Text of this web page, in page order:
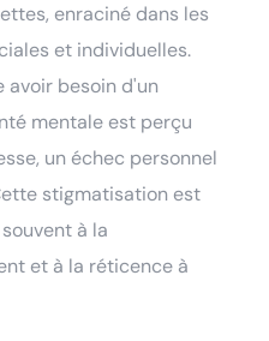
enraciné dans les
et individuelles.
avoir besoin d'un
mentale est perçu
un échec personnel
stigmatisation est
à la
et à la réticence à